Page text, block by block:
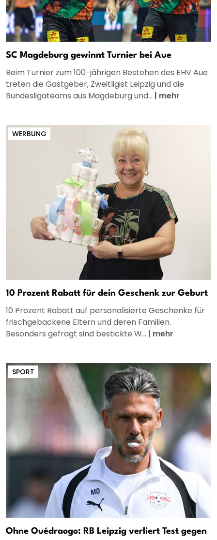
SC Magdeburg gewinnt Turnier bei Aue
Beim Turnier zum 100-jährigen Bestehen des EHV Aue
treten die Gastgeber, Zweitligist Leipzig und die
Bundesligateams aus Magdeburg und... | mehr
WERBUNG
10 Prozent Rabatt für dein Geschenk zur Geburt
10 Prozent Rabatt auf personalisierte Geschenke für
frischgebackene Eltern und deren Familien.
Besonders gefragt sind bestickte W... | mehr
SPORT
Ohne Ouédraogo: RB Leipzig verliert Test gegen